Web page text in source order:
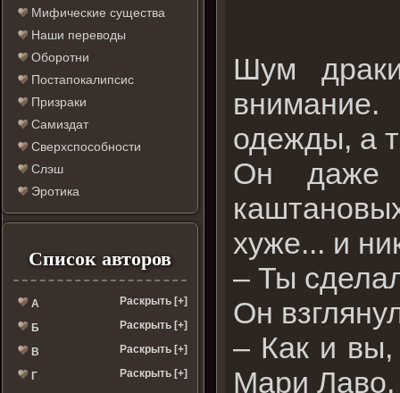
Мифические существа
Наши переводы
Оборотни
Постапокалипсис
Призраки
Самиздат
Сверхспособности
Слэш
Эротика
Список авторов
А Раскрыть [+]
Б Раскрыть [+]
В Раскрыть [+]
Г Раскрыть [+]
Шум
одежды, а
Он даже
хуже... и
– Ты
Он
– Как и
Мари Лаво,